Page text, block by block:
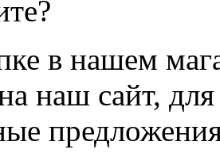
в нашем
наш сайт,